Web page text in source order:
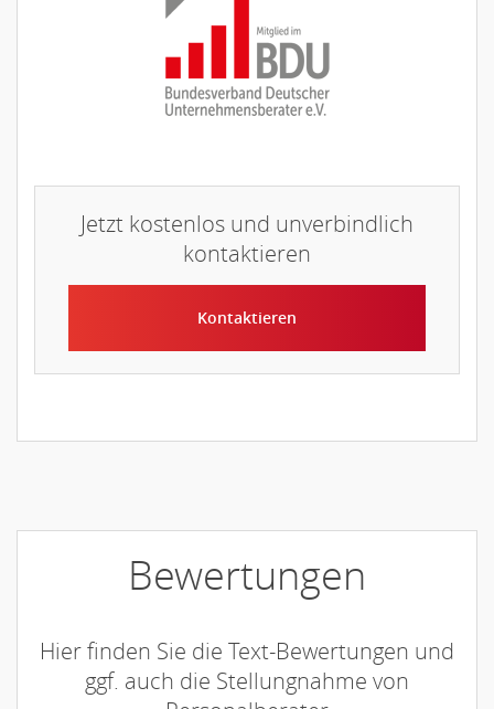
Jetzt kostenlos und unverbindlich
kontaktieren
Kontaktieren
Bewertungen
Hier finden Sie die Text-Bewertungen und
ggf. auch die Stellungnahme von